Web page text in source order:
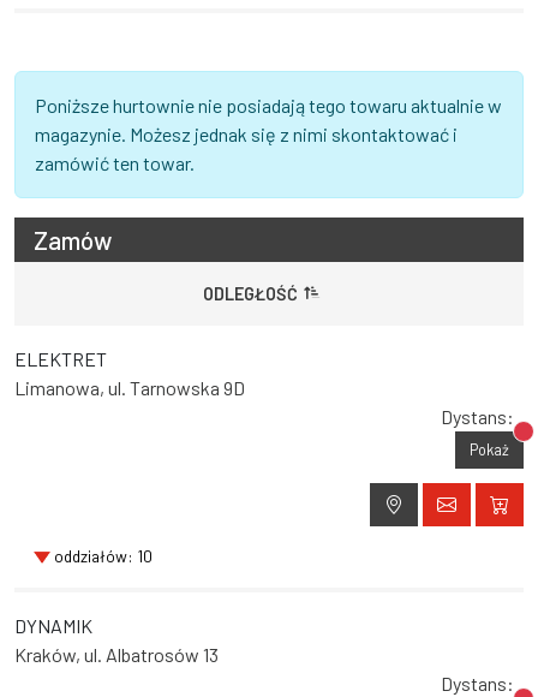
Poniższe hurtownie nie posiadają tego towaru aktualnie w
magazynie. Możesz jednak się z nimi skontaktować i
zamówić ten towar.
Zamów
ODLEGŁOŚĆ
ELEKTRET
Limanowa, ul. Tarnowska 9D
Dystans:
Pokaż
oddziałów: 10
DYNAMIK
Kraków, ul. Albatrosów 13
Dystans: